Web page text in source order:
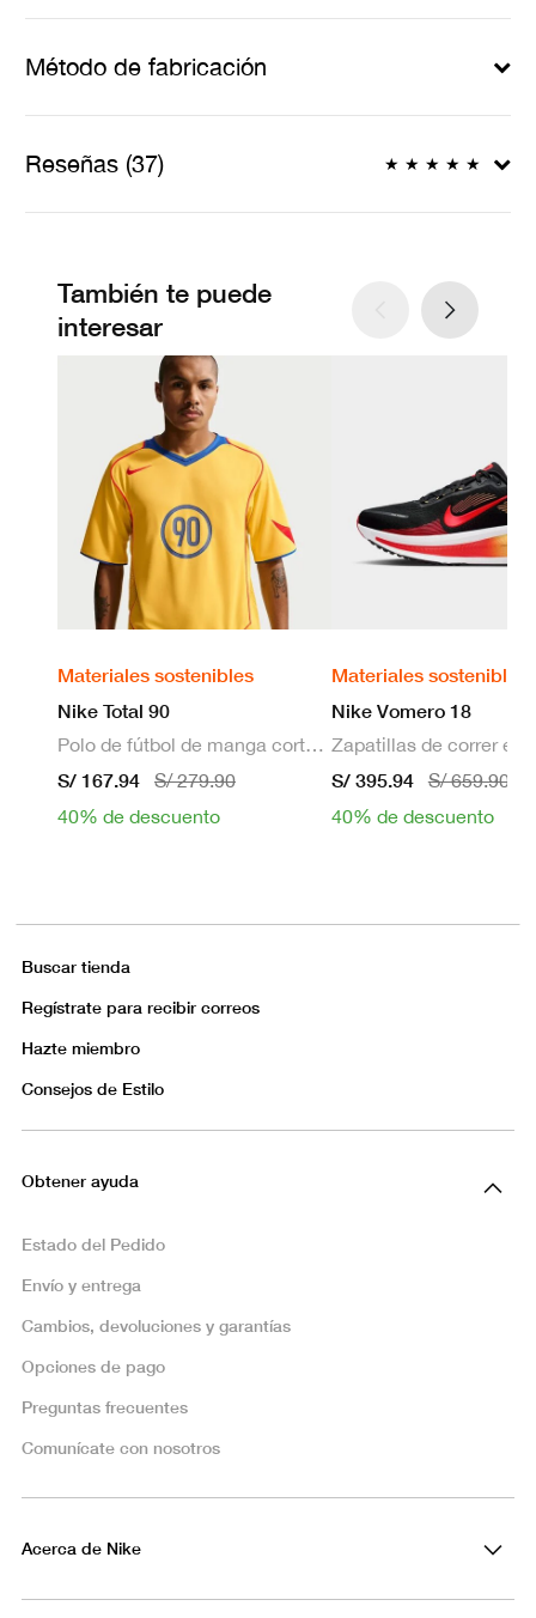
Método de fabricación
Reseñas (37) ★ ★ ★ ★ ★
También te puede
interesar
Materiales sostenibles
Nike Total 90
Polo de fútbol de manga corta Dri-FIT para hombre
S/ 167.94
S/ 279.90
40% de descuento
Materiales sostenibles
Nike Vomero 18
S/ 395.94
S/ 659.90
40% de descuento
Buscar tienda
Regístrate para recibir correos
Hazte miembro
Consejos de Estilo
Obtener ayuda
Estado del Pedido
Envío y entrega
Cambios, devoluciones y garantías
Opciones de pago
Preguntas frecuentes
Comunícate con nosotros
Acerca de Nike